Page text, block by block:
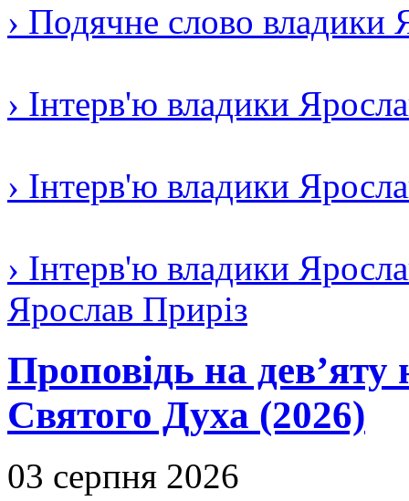
› Подячне слово владики
› Інтерв'ю владики
› Інтерв'ю владики
› Інтерв'ю владики
Ярослав Приріз
Проповідь на дев’яту
Святого Духа (2026)
03 серпня 2026